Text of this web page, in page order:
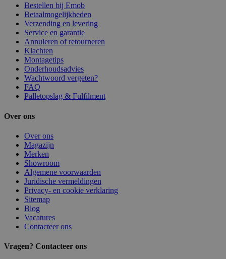
Bestellen bij Emob
Betaalmogelijkheden
Verzending en levering
Service en garantie
Annuleren of retourneren
Klachten
Montagetips
Onderhoudsadvies
Wachtwoord vergeten?
FAQ
Palletopslag & Fulfilment
Over ons
Over ons
Magazijn
Merken
Showroom
Algemene voorwaarden
Juridische vermeldingen
Privacy- en cookie verklaring
Sitemap
Blog
Vacatures
Contacteer ons
Vragen? Contacteer ons